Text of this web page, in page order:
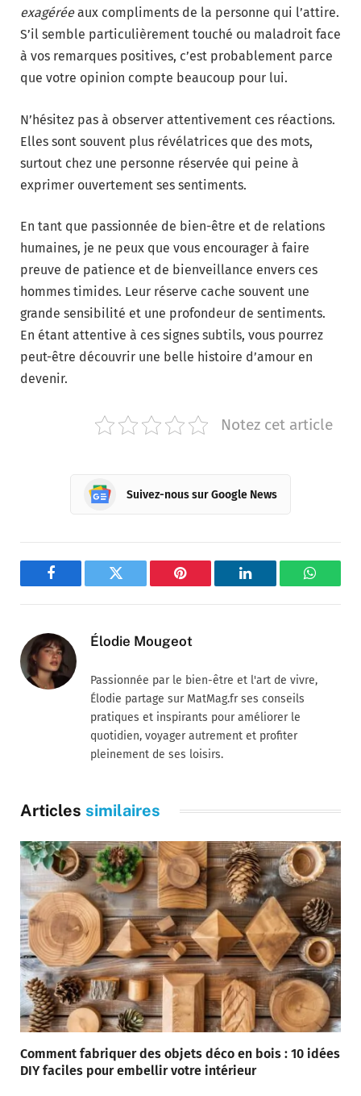
exagéréeaux compliments de la personne qui l’attire.
S’il semble particulièrement touché ou maladroit face
à vos remarques positives, c’est probablement parce
que votre opinion compte beaucoup pour lui.
N’hésitez pas à observer attentivement ces réactions.
Elles sont souvent plus révélatrices que des mots,
surtout chez une personne réservée qui peine à
exprimer ouvertement ses sentiments.
En tant que passionnée de bien-être et de relations
humaines, je ne peux que vous encourager à faire
preuve de patience et de bienveillance envers ces
hommes timides. Leur réserve cache souvent une
grande sensibilité et une profondeur de sentiments.
En étant attentive à ces signes subtils, vous pourrez
peut-être découvrir une belle histoire d’amour en
devenir.
Notez cet article
Suivez-nous sur Google News
Facebook Twitter Pinterest LinkedIn
Élodie Mougeot
Passionnée par le bien-être et l'art de vivre,
Élodie partage sur MatMag.fr ses conseils
pratiques et inspirants pour améliorer le
quotidien, voyager autrement et profiter
pleinement de ses loisirs.
Articles similaires
Comment fabriquer des objets déco en bois : 10 idées
DIY faciles pour embellir votre intérieur